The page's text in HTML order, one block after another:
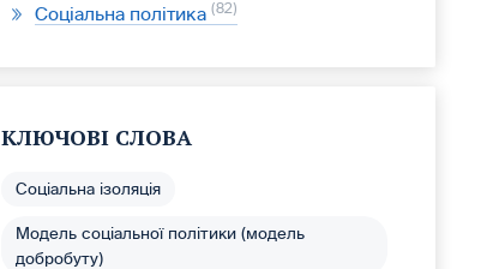
Соціальна політика 82
КЛЮЧОВІ СЛОВА
Соціальна ізоляція
Модель соціальної політики (модель
добробуту)